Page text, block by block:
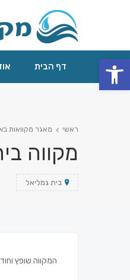
דף הבית
ראשי מאגר מקוואות
מקווה
בית גמליאל
המקווה שופץ
פתח סרגל נגישות